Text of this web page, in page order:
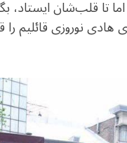
e
b
o
o
k
e
r ar
in gra
تا قلب‌شان ایستاد،
نوروزی قائلیم را